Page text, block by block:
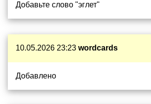
Добавьте слово "эглет"
10.05.2026 23:23 wordcards
Добавлено